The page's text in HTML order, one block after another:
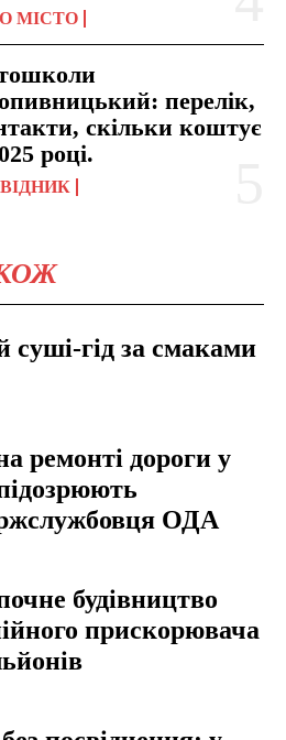
МІСТО
перелік,
скільки коштує
році.
суші-гід за смаками
ремонті дороги у
ОДА
будівництво
прискорювача